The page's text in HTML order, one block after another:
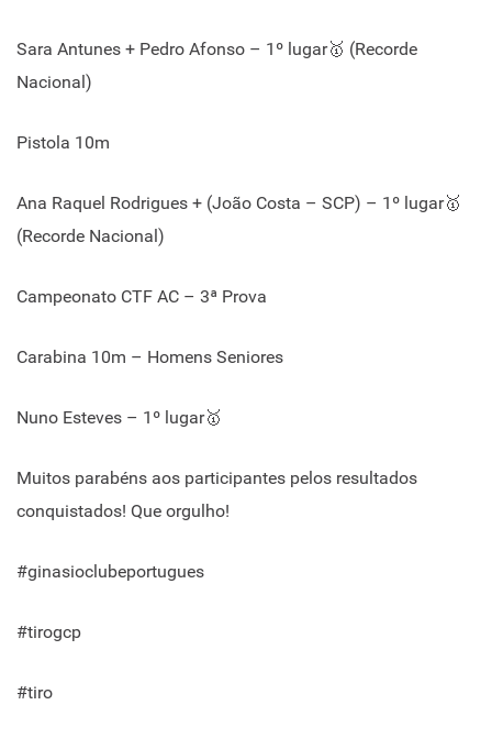
Sara Antunes + Pedro Afonso – 1º lugar🥇 (Recorde
Nacional)
Pistola 10m
Ana Raquel Rodrigues + (João Costa – SCP) – 1º lugar🥇
(Recorde Nacional)
Campeonato CTF AC – 3ª Prova
Carabina 10m – Homens Seniores
Nuno Esteves – 1º lugar🥇
Muitos parabéns aos participantes pelos resultados
conquistados! Que orgulho!
#ginasioclubeportugues
#tirogcp
#tiro